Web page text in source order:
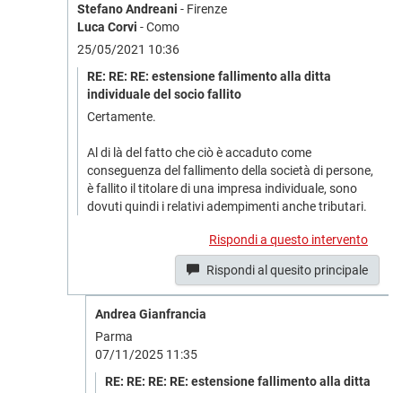
Stefano Andreani - Firenze
Luca Corvi - Como
25/05/2021 10:36
RE: RE: RE: estensione fallimento alla ditta
individuale del socio fallito
Certamente.
Al di là del fatto che ciò è accaduto come
conseguenza del fallimento della società di persone,
è fallito il titolare di una impresa individuale, sono
dovuti quindi i relativi adempimenti anche tributari.
Rispondi a questo intervento
Rispondi al quesito principale
Andrea Gianfrancia
Parma
07/11/2025 11:35
RE: RE: RE: RE: estensione fallimento alla ditta